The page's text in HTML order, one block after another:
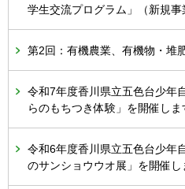
学生交流プログラム」（新規
第2回：有機農業、有機物・堆
令和7年度香川県立五色台少年
らのもちつき体験」を開催しま
令和6年度香川県立五色台少年
のサンショウウオ展」を開催し